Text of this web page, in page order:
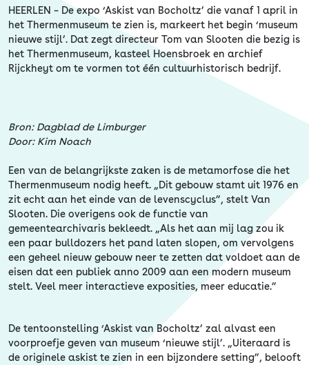
Overheid
Erfgoed
HEERLEN – De expo ‘Askist van Bocholtz’ die vanaf 1 april in
het Thermenmuseum te zien is, markeert het begin ‘museum
nieuwe stijl’. Dat zegt directeur Tom van Slooten die bezig is
het Thermenmuseum, kasteel Hoensbroek en archief
Rijckheyt om te vormen tot één cultuurhistorisch bedrijf.
Bron: Dagblad de Limburger
Door: Kim Noach
Een van de belangrijkste zaken is de metamorfose die het
Thermenmuseum nodig heeft. „Dit gebouw stamt uit 1976 en
zit echt aan het einde van de levenscyclus”, stelt Van
Slooten. Die overigens ook de functie van
gemeentearchivaris bekleedt. „Als het aan mij lag zou ik
een paar bulldozers het pand laten slopen, om vervolgens
een geheel nieuw gebouw neer te zetten dat voldoet aan de
eisen dat een publiek anno 2009 aan een modern museum
stelt. Veel meer interactieve exposities, meer educatie.”
De tentoonstelling ‘Askist van Bocholtz’ zal alvast een
voorproefje geven van museum ‘nieuwe stijl’. „Uiteraard is
de originele askist te zien in een bijzondere setting”, belooft